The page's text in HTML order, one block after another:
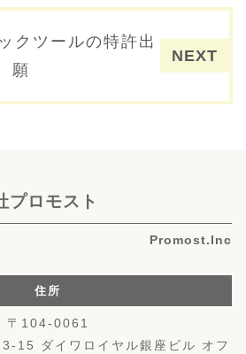
クツールの特許出
願
プロモスト
Promost.Inc
住所
〒104-0061
15 ダイワロイヤル銀座ビル オフ